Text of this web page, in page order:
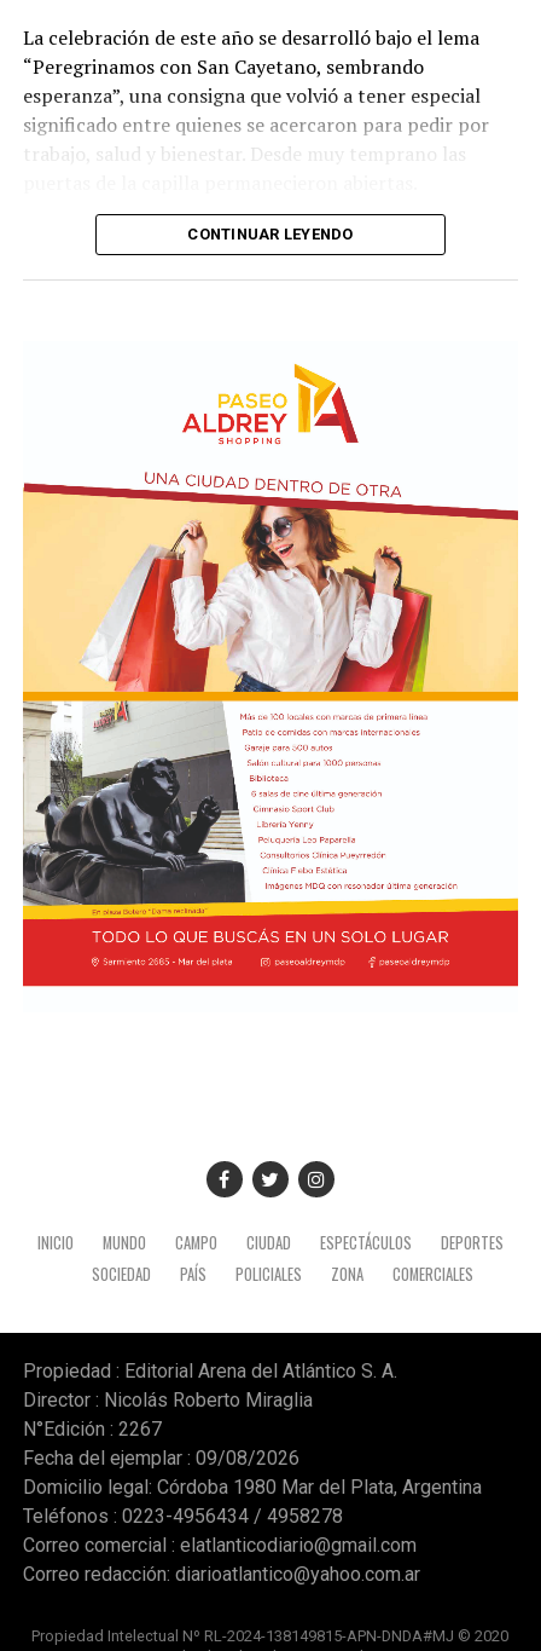
La celebración de este año se desarrolló bajo el lema
“Peregrinamos con San Cayetano, sembrando
esperanza”, una consigna que volvió a tener especial
significado entre quienes se acercaron para pedir por
trabajo, salud y bienestar. Desde muy temprano las
La imagen del santo salió del santuario de Moreno al
En paralelo, distintos gremios y organizaciones sociales
se sumaron bajo las consignas de paz, pan, tierra, techo
desocupados.
CONTINUAR LEYENDO
INICIO MUNDO CAMPO CIUDAD ESPECTÁCULOS
DEPORTES
SOCIEDAD
PAÍS POLICIALES ZONA COMERCIALES
Propiedad : Editorial Arena del Atlántico S. A.
Director : Nicolás Roberto Miraglia
N°Edición : 2267
Fecha del ejemplar : 09/08/2026
Domicilio legal: Córdoba 1980 Mar del Plata, Argentina
Teléfonos : 0223-4956434 / 4958278
Correo comercial : elatlanticodiario@gmail.com
Correo redacción: diarioatlantico@yahoo.com.ar
Propiedad Intelectual Nº RL-2024-138149815-APN-DNDA#MJ © 2020